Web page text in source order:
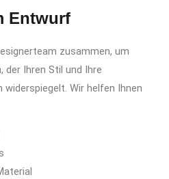
Entwurf
zusammen, um
der Ihren Stil und Ihre
Wir helfen Ihnen